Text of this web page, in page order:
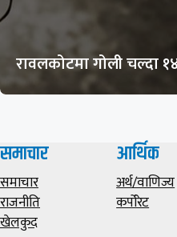
रावलकोटमा गोली चल्दा
समाचार
समाचार
राजनीति
खेलकुद
आर्थिक
अर्थ/वाणिज्य
कर्पोरेट